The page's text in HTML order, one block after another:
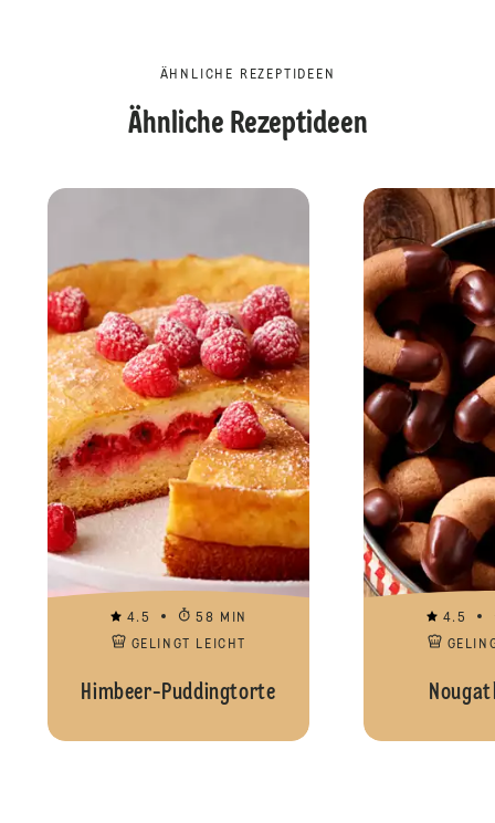
ÄHNLICHE REZEPTIDEEN
Ähnliche Rezeptideen
4.5
58 MIN
GELINGT LEICHT
Himbeer-Puddingtorte
4.5